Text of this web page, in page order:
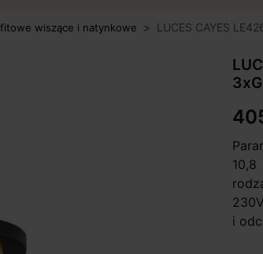
wiszące i natynkowe LUCES CAYES
i